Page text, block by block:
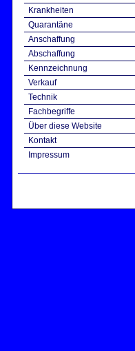
Krankheiten
Quarantäne
Anschaffung
Abschaffung
Kennzeichnung
Verkauf
Technik
Fachbegriffe
Über diese Website
Kontakt
Impressum